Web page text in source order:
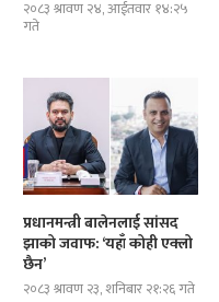
२०८३ श्रावण २४, आईतवार १४:२५
गते
प्रधानमन्त्री बालेनलाई सांसद
झाको जवाफ: ‘यहाँ कोही एक्लो
छैन’
२०८३ श्रावण २३, शनिबार २१:२६ गते